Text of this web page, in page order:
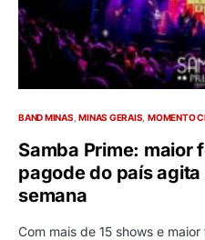
BAND MINAS MINAS GERAIS MOMENTO
Samba Prime: maior
pagode do país agita
semana
Com mais de 15 shows e